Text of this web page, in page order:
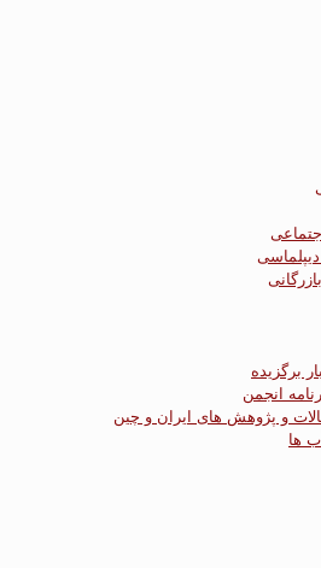
برگزیده
انجمن
و پژوهش های ایران و چین
ها